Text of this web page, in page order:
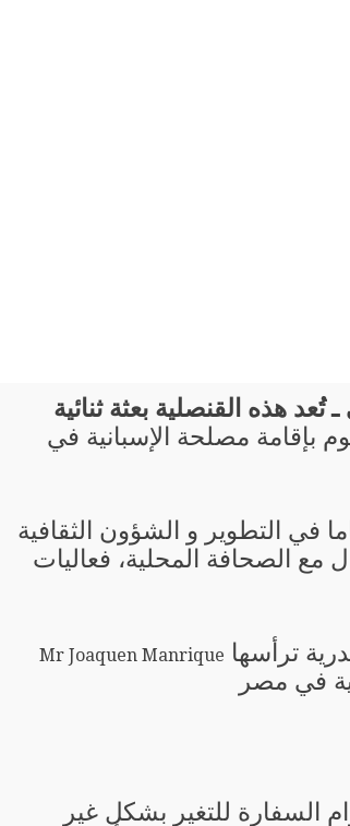
تُعد هذه القنصلية بعثة ثنائية
بإقامة مصلحة الإسبانية في
في التطوير و الشؤون الثقافية
مع الصحافة المحلية، فعاليات
ترأسها Mr Joaquen Manrique
في مصر
السفارة للتغير بشكل غير